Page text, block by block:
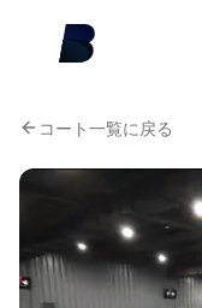
コート一覧に戻る